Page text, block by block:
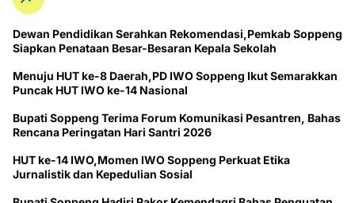
Dewan Pendidikan Serahkan Rekomendasi,Pemkab Soppeng
Siapkan Penataan Besar-Besaran Kepala Sekolah
Menuju HUT ke-8 Daerah,PD IWO Soppeng Ikut Semarakkan
Puncak HUT IWO ke-14 Nasional
Bupati Soppeng Terima Forum Komunikasi Pesantren, Bahas
Rencana Peringatan Hari Santri 2026
HUT ke-14 IWO,Momen IWO Soppeng Perkuat Etika
Jurnalistik dan Kepedulian Sosial